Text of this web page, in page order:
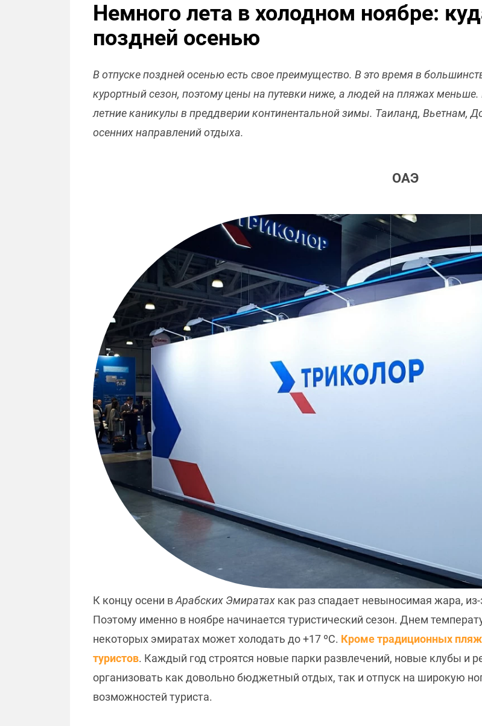
Немного лета в холодном ноябре:
поздней осенью
В отпуске поздней осенью есть свое преимущество. В это время в
курортный сезон, поэтому цены на путевки ниже, а людей на пляжах меньше.
летние каникулы в преддверии континентальной зимы. Таиланд, Вьетнам,
осенних направлений отдыха.
ОАЭ
К концу осени вАрабских Эмиратах как раз спадает невыносимая жара,
Поэтому именно в ноябре начинается туристический сезон. Днем
некоторых эмиратах может холодать до +17 ºC. Кроме традиционных
туристов. Каждый год строятся новые парки развлечений, новые клубы и
организовать как довольно бюджетный отдых, так и отпуск на широкую
возможностей туриста.